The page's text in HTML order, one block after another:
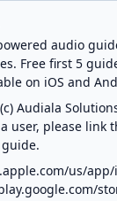
audio
Free first 5
on iOS and
Audiala
user, please link
us/app/